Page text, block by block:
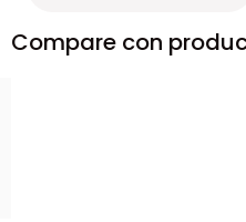
Compare con